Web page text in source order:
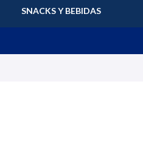
SNACKS Y BEBIDAS